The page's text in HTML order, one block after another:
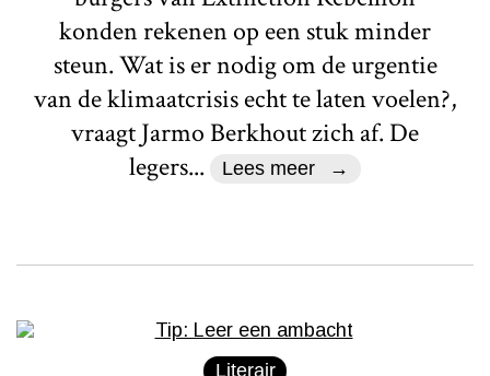
konden rekenen op een stuk minder
steun. Wat is er nodig om de urgentie
van de klimaatcrisis echt te laten voelen?,
vraagt Jarmo Berkhout zich af. De
legers...
Lees meer
Literair